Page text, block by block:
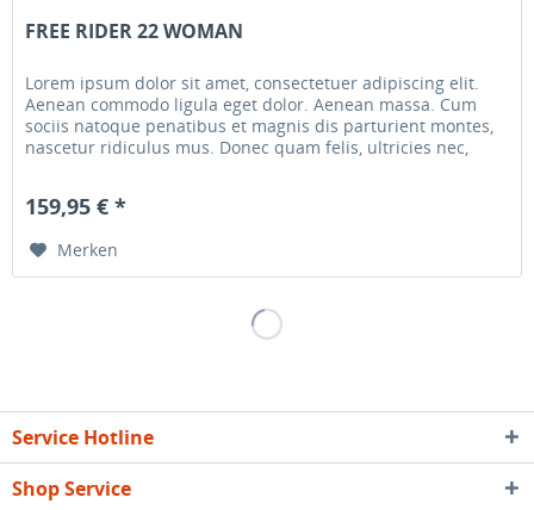
FREE RIDER 22 WOMAN
Lorem ipsum dolor sit amet, consectetuer adipiscing elit.
Aenean commodo ligula eget dolor. Aenean massa. Cum
sociis natoque penatibus et magnis dis parturient montes,
nascetur ridiculus mus. Donec quam felis, ultricies nec,
159,95 € *
Merken
Service Hotline
Shop Service